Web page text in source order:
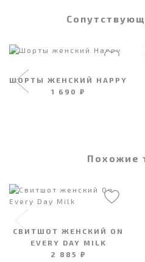
ШОРТЫ ЖЕНСКИЙ HAPPY
1 690 ₽
Похожие
СВИТШОТ ЖЕНСКИЙ ON
EVERY DAY MILK
2 885 ₽